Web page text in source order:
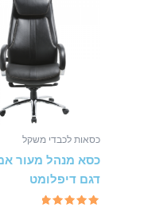
כסאות לכבדי משקל
כסא מנהל מעור
דגם דיפלומט